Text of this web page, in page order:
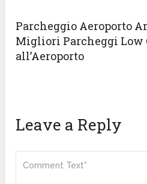
Parcheggio Aeroporto
Migliori Parcheggi Low
all’Aeroporto
Leave a Reply